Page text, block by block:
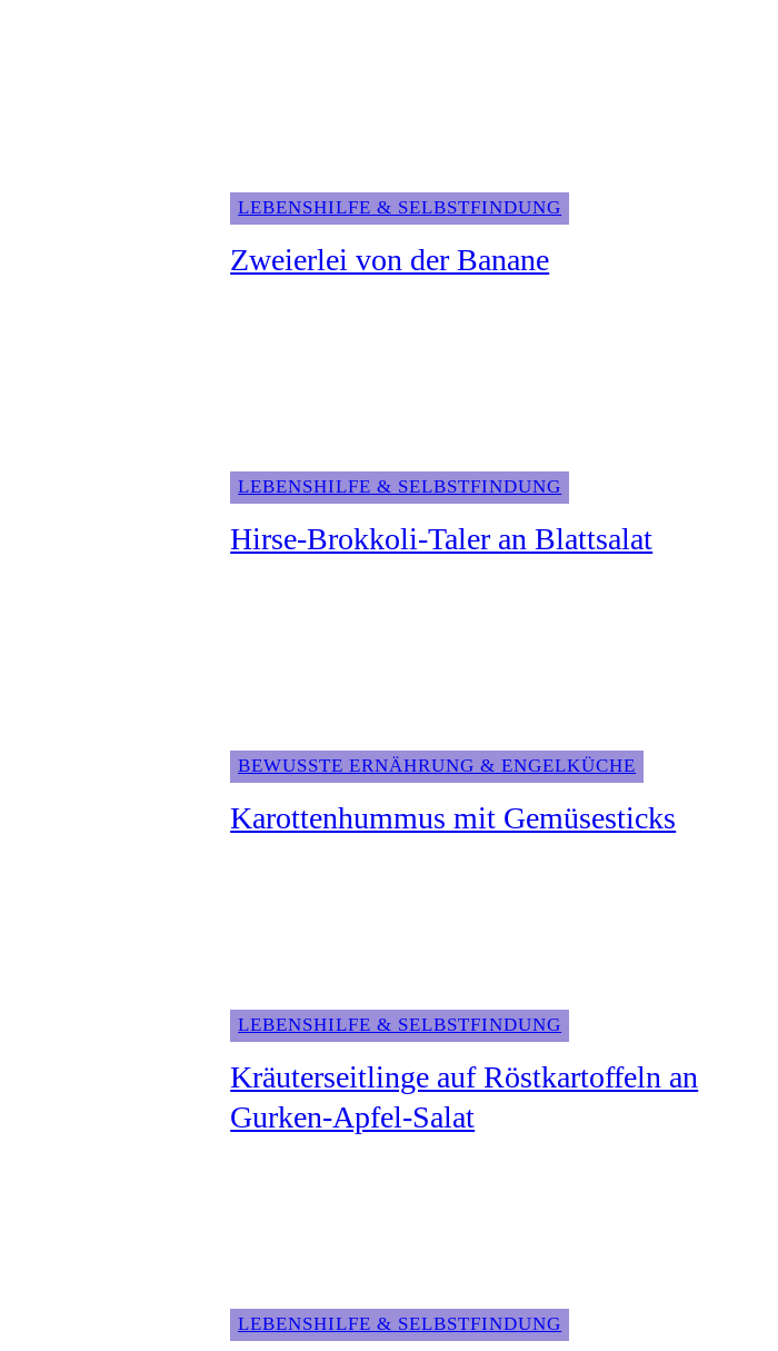
LEBENSHILFE & SELBSTFINDUNG
Zweierlei von der Banane
LEBENSHILFE & SELBSTFINDUNG
Hirse-Brokkoli-Taler an Blattsalat
BEWUSSTE ERNÄHRUNG & ENGELKÜCHE
Karottenhummus mit Gemüsesticks
LEBENSHILFE & SELBSTFINDUNG
Kräuterseitlinge auf Röstkartoffeln an
Gurken-Apfel-Salat
LEBENSHILFE & SELBSTFINDUNG